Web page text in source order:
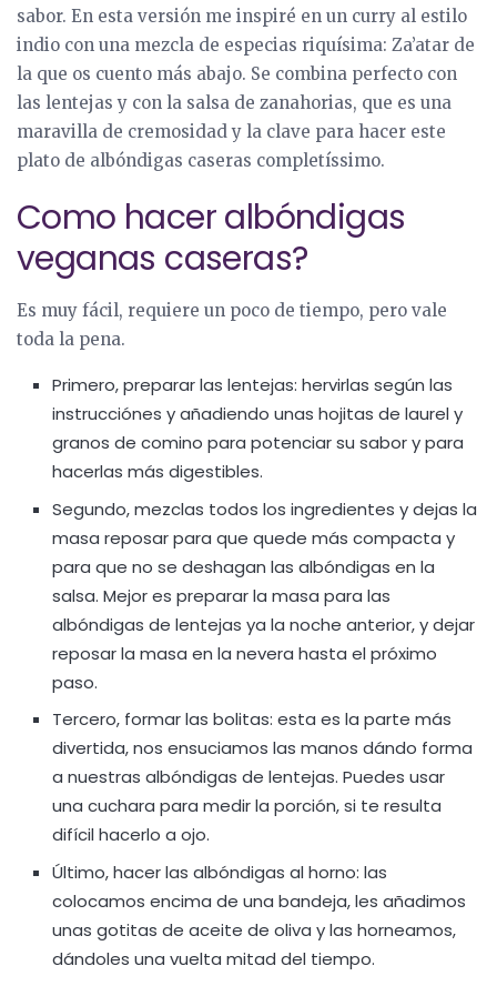
sabor. En esta versión me inspiré en un curry al estilo
indio con una mezcla de especias riquísima: Za’atar de
la que os cuento más abajo. Se combina perfecto con
las lentejas y con la salsa de zanahorias, que es una
maravilla de cremosidad y la clave para hacer este
plato de albóndigas caseras completíssimo.
Como hacer albóndigas
veganas caseras?
Es muy fácil, requiere un poco de tiempo, pero vale
toda la pena.
Primero, preparar las lentejas: hervirlas según las
instrucciónes y añadiendo unas hojitas de laurel y
granos de comino para potenciar su sabor y para
hacerlas más digestibles.
Segundo, mezclas todos los ingredientes y dejas la
masa reposar para que quede más compacta y
para que no se deshagan las albóndigas en la
salsa. Mejor es preparar la masa para las
albóndigas de lentejas ya la noche anterior, y dejar
reposar la masa en la nevera hasta el próximo
paso.
Tercero, formar las bolitas: esta es la parte más
divertida, nos ensuciamos las manos dándo forma
a nuestras albóndigas de lentejas. Puedes usar
una cuchara para medir la porción, si te resulta
difícil hacerlo a ojo.
Último, hacer las albóndigas al horno: las
colocamos encima de una bandeja, les añadimos
unas gotitas de aceite de oliva y las horneamos,
dándoles una vuelta mitad del tiempo.